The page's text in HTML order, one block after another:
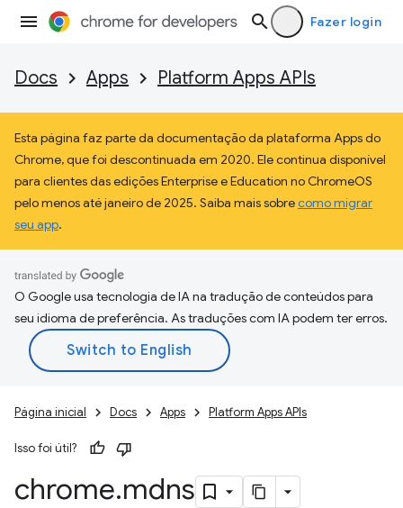
Fazer login
Docs Apps Platform Apps APIs
Esta página faz parte da documentação da plataforma Apps do
Chrome, que foi descontinuada em 2020. Ele continua disponível
para clientes das edições Enterprise e Education no ChromeOS
pelo menos até janeiro de 2025. Saiba mais sobrecomo migrar
seu app.
O Google usa tecnologia de IA na tradução de conteúdos para
seu idioma de preferência. As traduções com IA podem ter erros.
Página inicial Docs Apps Platform Apps APIs
Isso foi útil?
chrome.mdns